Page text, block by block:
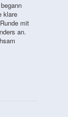
klare
mit
an.